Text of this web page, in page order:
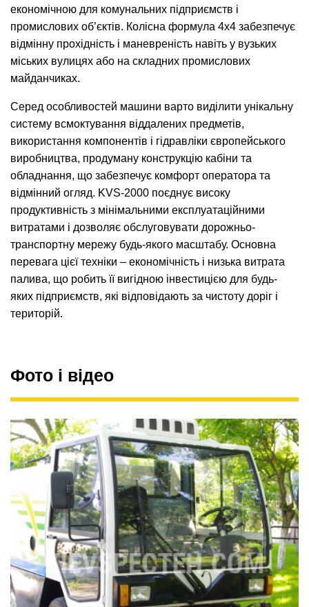
економічною для комунальних підприємств і
промислових об’єктів. Колісна формула 4х4 забезпечує
відмінну прохідність і маневреність навіть у вузьких
міських вулицях або на складних промислових
майданчиках.
Серед особливостей машини варто виділити унікальну
систему всмоктування віддалених предметів,
використання компонентів і гідравліки європейського
виробництва, продуману конструкцію кабіни та
обладнання, що забезпечує комфорт оператора та
відмінний огляд. KVS-2000 поєднує високу
продуктивність з мінімальними експлуатаційними
витратами і дозволяє обслуговувати дорожньо-
транспортну мережу будь-якого масштабу. Основна
перевага цієї техніки – економічність і низька витрата
палива, що робить її вигідною інвестицією для будь-
яких підприємств, які відповідають за чистоту доріг і
територій.
Фото і відео